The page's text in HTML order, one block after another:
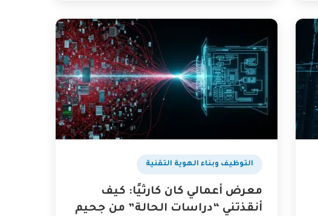
التوظيف وبناء الهوية التقنية
معرض أعمالي كان كارثيًا: كيف
أنقذتني “دراسات الحالة” من جحيم